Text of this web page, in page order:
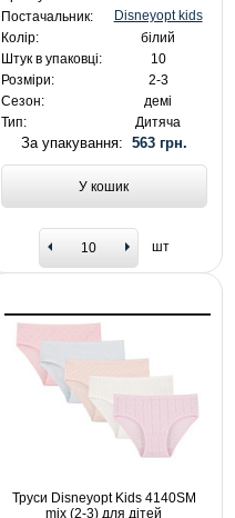
Постачальник:
Disneyopt kids
Колір:
білий
Штук в упаковці:
10
Розміри:
2-3
Сезон:
демі
Тип:
Дитяча
За упакування: 563 грн.
У кошик
шт
Труси Disneyopt Kids 4140SM
mix (2-3) для дітей